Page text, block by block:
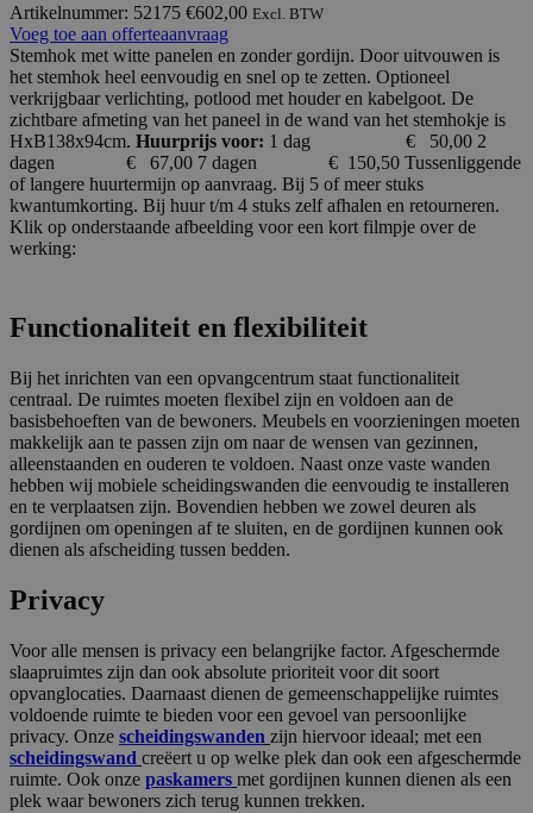
Artikelnummer: 52175 €602,00 Excl. BTW
Voeg toe aan offerteaanvraag
Stemhok met witte panelen en zonder gordijn. Door uitvouwen is
het stemhok heel eenvoudig en snel op te zetten. Optioneel
verkrijgbaar verlichting, potlood met houder en kabelgoot. De
zichtbare afmeting van het paneel in de wand van het stemhokje is
HxB138x94cm. Huurprijs voor: 1 dag € 50,00 2
dagen € 67,00 7 dagen € 150,50 Tussenliggende
of langere huurtermijn op aanvraag. Bij 5 of meer stuks
kwantumkorting. Bij huur t/m 4 stuks zelf afhalen en retourneren.
Klik op onderstaande afbeelding voor een kort filmpje over de
werking:
Functionaliteit en flexibiliteit
Bij het inrichten van een opvangcentrum staat functionaliteit
centraal. De ruimtes moeten flexibel zijn en voldoen aan de
basisbehoeften van de bewoners. Meubels en voorzieningen moeten
makkelijk aan te passen zijn om naar de wensen van gezinnen,
alleenstaanden en ouderen te voldoen. Naast onze vaste wanden
hebben wij mobiele scheidingswanden die eenvoudig te installeren
en te verplaatsen zijn. Bovendien hebben we zowel deuren als
gordijnen om openingen af te sluiten, en de gordijnen kunnen ook
dienen als afscheiding tussen bedden.
Privacy
Voor alle mensen is privacy een belangrijke factor. Afgeschermde
slaapruimtes zijn dan ook absolute prioriteit voor dit soort
opvanglocaties. Daarnaast dienen de gemeenschappelijke ruimtes
voldoende ruimte te bieden voor een gevoel van persoonlijke
privacy. Onze scheidingswanden zijn hiervoor ideaal; met een
scheidingswand creëert u op welke plek dan ook een afgeschermde
ruimte. Ook onze paskamers met gordijnen kunnen dienen als een
plek waar bewoners zich terug kunnen trekken.